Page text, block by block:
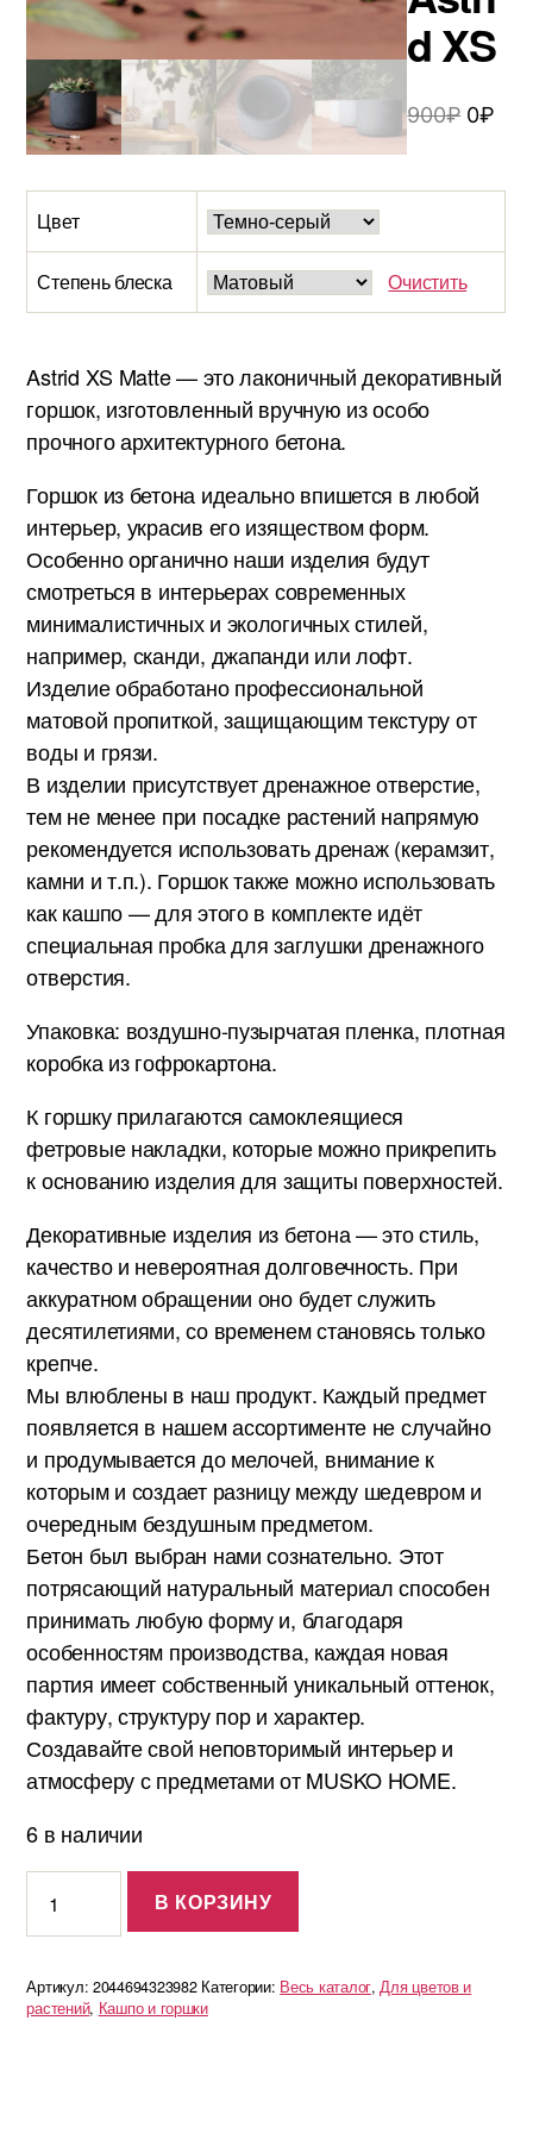
d XS
900₽ 0₽
Цвет
Степень блеска Очистить
Astrid XS Matte — это лаконичный декоративный
горшок, изготовленный вручную из особо
прочного архитектурного бетона.
Горшок из бетона идеально впишется в любой
интерьер, украсив его изяществом форм.
Особенно органично наши изделия будут
смотреться в интерьерах современных
минималистичных и экологичных стилей,
например, сканди, джапанди или лофт.
Изделие обработано профессиональной
матовой пропиткой, защищающим текстуру от
воды и грязи.
В изделии присутствует дренажное отверстие,
тем не менее при посадке растений напрямую
рекомендуется использовать дренаж (керамзит,
камни и т.п.). Горшок также можно использовать
как кашпо — для этого в комплекте идёт
специальная пробка для заглушки дренажного
отверстия.
Упаковка: воздушно-пузырчатая пленка, плотная
коробка из гофрокартона.
К горшку прилагаются самоклеящиеся
фетровые накладки, которые можно прикрепить
к основанию изделия для защиты поверхностей.
Декоративные изделия из бетона — это стиль,
качество и невероятная долговечность. При
аккуратном обращении оно будет служить
десятилетиями, со временем становясь только
крепче.
Мы влюблены в наш продукт. Каждый предмет
появляется в нашем ассортименте не случайно
и продумывается до мелочей, внимание к
которым и создает разницу между шедевром и
очередным бездушным предметом.
Бетон был выбран нами сознательно. Этот
потрясающий натуральный материал способен
принимать любую форму и, благодаря
особенностям производства, каждая новая
партия имеет собственный уникальный оттенок,
фактуру, структуру пор и характер.
Создавайте свой неповторимый интерьер и
атмосферу с предметами от MUSKO HOME.
6 в наличии
Горшок
для
Astrid
XS
В КОРЗИНУ
Артикул: 2044694323982 Категории: Весь каталог,Для цветов и
растений, Кашпо и горшки